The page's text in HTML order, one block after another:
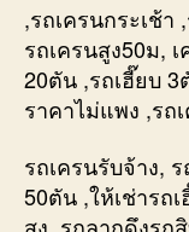
,รถเครนกระเช้า
รถเครนสูง50ม,
20ตัน ,รถเฮี๊ยบ 3
ราคาไม่แพง ,รถ
รถเครนรับจ้าง,
50ตัน ,ให้เช่ารถ